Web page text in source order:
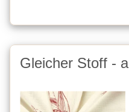
Gleicher Stoff -